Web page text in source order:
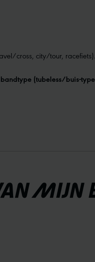
cross, city/tour, racefiets).
(tubeless/buis-
MIJN